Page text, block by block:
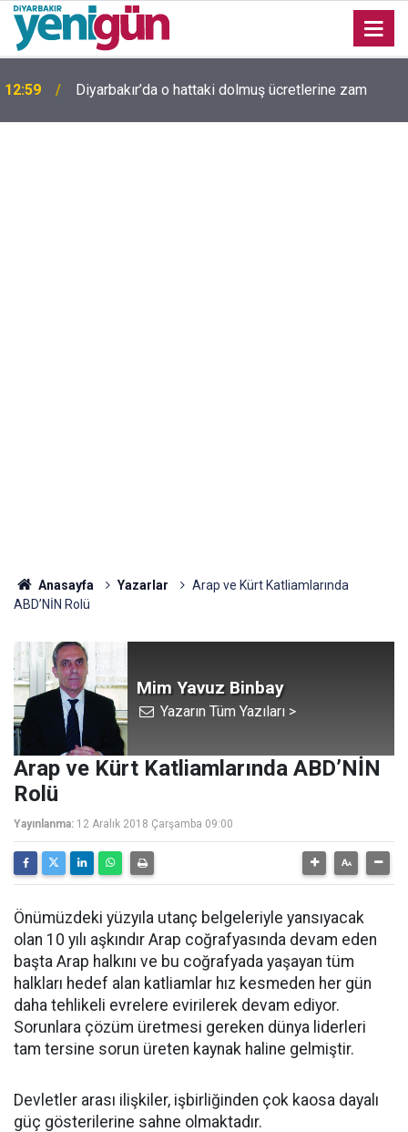
12:59 Diyarbakır’da o hattaki dolmuş ücretlerine zam
Anasayfa Yazarlar
Arap ve Kürt Katliamlarında
ABD’NİN Rolü
Mim Yavuz Binbay
Yazarın Tüm Yazıları >
Arap ve Kürt Katliamlarında ABD’NİN
Rolü
Yayınlanma: 12 Aralık 2018 Çarşamba 09:00
Önümüzdeki yüzyıla utanç belgeleriyle yansıyacak
olan 10 yılı aşkındır Arap coğrafyasında devam eden
başta Arap halkını ve bu coğrafyada yaşayan tüm
halkları hedef alan katliamlar hız kesmeden her gün
daha tehlikeli evrelere evirilerek devam ediyor.
Sorunlara çözüm üretmesi gereken dünya liderleri
tam tersine sorun üreten kaynak haline gelmiştir.
Devletler arası ilişkiler, işbirliğinden çok kaosa dayalı
güç gösterilerine sahne olmaktadır.